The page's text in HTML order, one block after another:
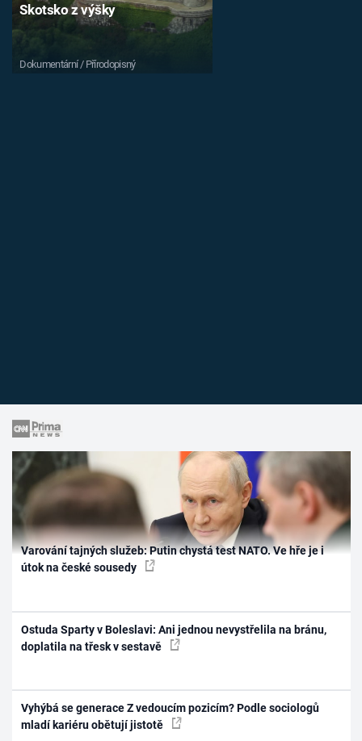
Skotsko z výšky
Dokumentární / Přírodopisný
Varování tajných služeb: Putin chystá test NATO. Ve hře je i
útok na české sousedy
Ostuda Sparty v Boleslavi: Ani jednou nevystřelila na bránu,
doplatila na třesk v sestavě
Vyhýbá se generace Z vedoucím pozicím? Podle sociologů
mladí kariéru obětují jistotě